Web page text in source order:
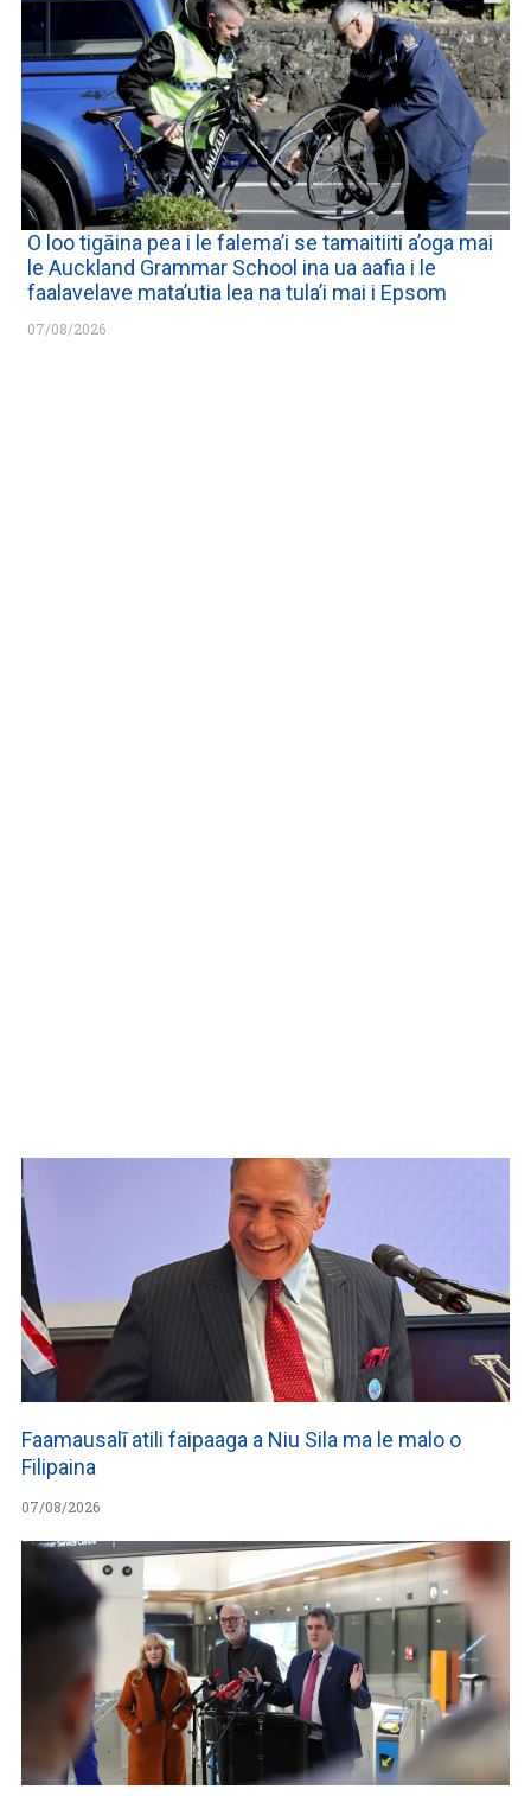
O loo tigāina pea i le falema’i se tamaitiiti a’oga mai
le Auckland Grammar School ina ua aafia i le
faalavelave mata’utia lea na tula’i mai i Epsom
07/08/2026
Faamausalī atili faipaaga a Niu Sila ma le malo o
Filipaina
07/08/2026